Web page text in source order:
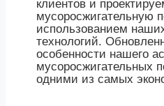
клиентов и
мусоросжигательную
использованием
технологий.
особенности нашего
мусоросжигательных
одними из самых